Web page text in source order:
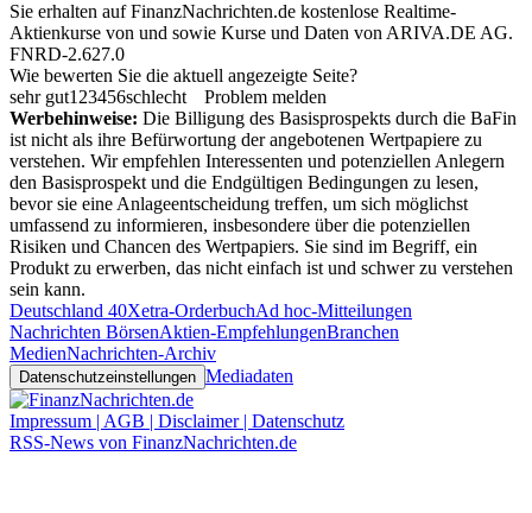
Sie erhalten auf FinanzNachrichten.de kostenlose Realtime-
Aktienkurse von und sowie Kurse und Daten von ARIVA.DE AG.
FNRD-2.627.0
Wie bewerten Sie die aktuell angezeigte Seite?
sehr gut1 23456schlecht
Problem melden
Werbehinweise: Die Billigung des Basisprospekts durch die BaFin
ist nicht als ihre Befürwortung der angebotenen Wertpapiere zu
verstehen. Wir empfehlen Interessenten und potenziellen Anlegern
den Basisprospekt und die Endgültigen Bedingungen zu lesen,
bevor sie eine Anlageentscheidung treffen, um sich möglichst
umfassend zu informieren, insbesondere über die potenziellen
Risiken und Chancen des Wertpapiers. Sie sind im Begriff, ein
Produkt zu erwerben, das nicht einfach ist und schwer zu verstehen
sein kann.
Deutschland 40Xetra-OrderbuchAd hoc-Mitteilungen
Nachrichten BörsenAktien-EmpfehlungenBranchen
MedienNachrichten-Archiv
Datenschutzeinstellungen Mediadaten
Impressum | AGB | Disclaimer | Datenschutz
RSS-News von FinanzNachrichten.de